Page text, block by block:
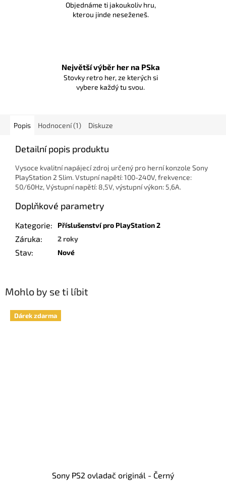
Objednáme ti jakoukoliv hru,
kterou jinde neseženeš.
Největší výběr her na PSka
Stovky retro her, ze kterých si
vybere každý tu svou.
Mohlo by se ti líbit
Dárek zdarma
Sony PS2 ovladač originál - Černý
Popis Hodnocení (1) Diskuze
Detailní popis produktu
Vysoce kvalitní napájecí zdroj určený pro herní konzole Sony
PlayStation 2 Slim. Vstupní napětí: 100-240V, frekvence:
50/60Hz, Výstupní napětí: 8,5V, výstupní výkon: 5,6A.
Doplňkové parametry
Kategorie: Příslušenství pro PlayStation 2
Záruka: 2 roky
Stav: Nové